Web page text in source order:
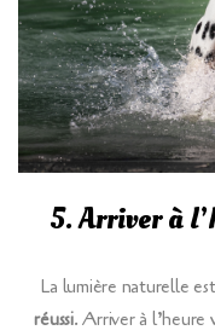
5. Arriver à
La lumière naturelle
réussi. Arriver à l’heure